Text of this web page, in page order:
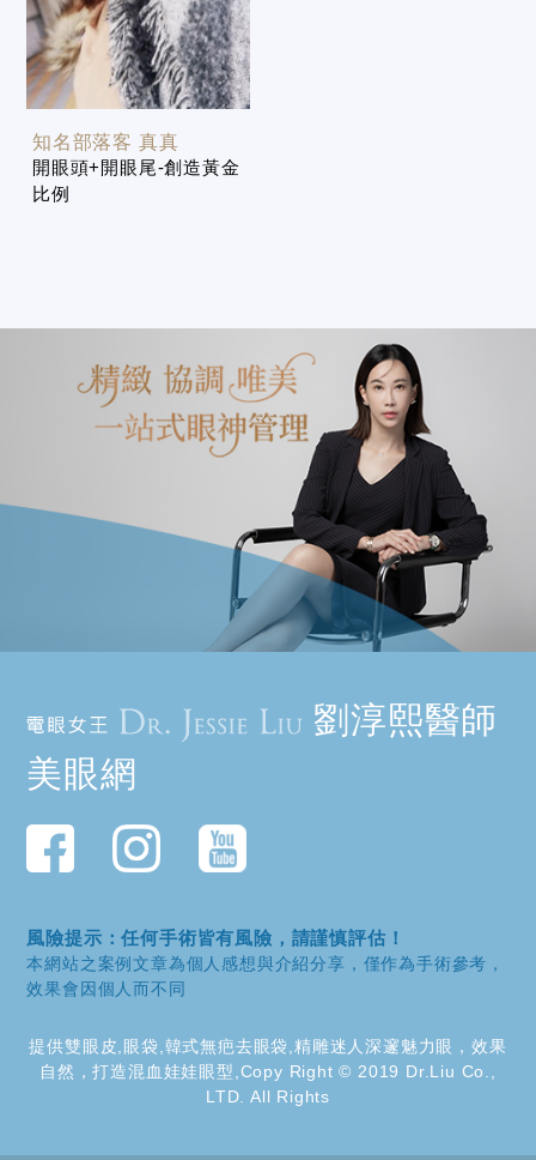
知名部落客 真真
開眼頭+開眼尾-創造黃金
比例
劉淳熙醫師
美眼網
風險提示：任何手術皆有風險，請謹慎評估！
本網站之案例文章為個人感想與介紹分享，僅作為手術參考，
效果會因個人而不同
提供雙眼皮,眼袋,韓式無疤去眼袋,精雕迷人深邃魅力眼，效果
自然，打造混血娃娃眼型,Copy Right © 2019 Dr.Liu Co.,
LTD. All Rights